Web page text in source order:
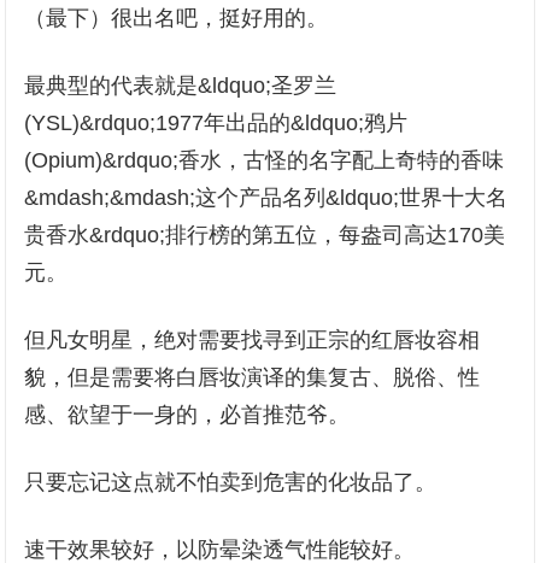
（最下）很出名吧，挺好用的。
最典型的代表就是&ldquo;圣罗兰
(YSL)&rdquo;1977年出品的&ldquo;鸦片
(Opium)&rdquo;香水，古怪的名字配上奇特的香味
&mdash;&mdash;这个产品名列&ldquo;世界十大名
贵香水&rdquo;排行榜的第五位，每盎司高达170美
元。
但凡女明星，绝对需要找寻到正宗的红唇妆容相
貌，但是需要将白唇妆演译的集复古、脱俗、性
感、欲望于一身的，必首推范爷。
只要忘记这点就不怕卖到危害的化妆品了。
速干效果较好，以防晕染透气性能较好。